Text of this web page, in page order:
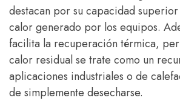
destacan por su capacidad
calor generado por los equipos.
facilita la recuperación térmica,
calor residual se trate como un
aplicaciones industriales o de
de simplemente desecharse.